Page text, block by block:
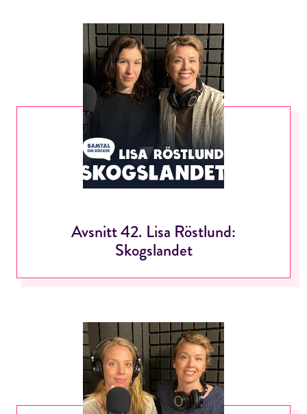
Avsnitt 42. Lisa Röstlund:
Skogslandet